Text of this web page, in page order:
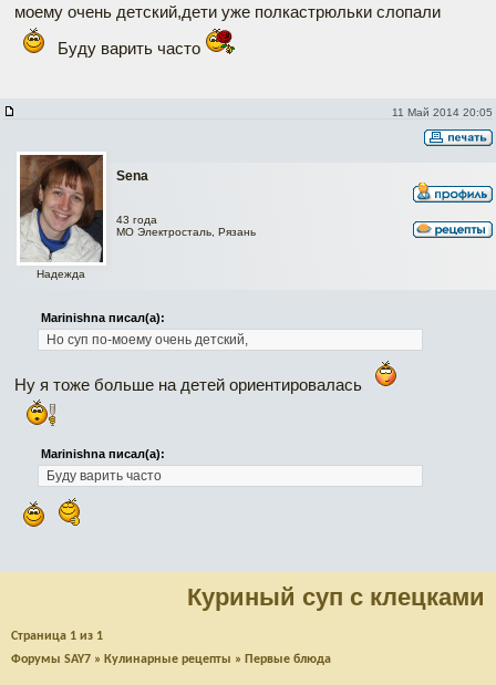
моему очень детский,дети уже полкастрюльки слопали
Буду варить часто
11 Май 2014 20:05
Sena
Надежда
43 года
МО Электросталь, Рязань
Marinishna писал(а):
Но суп по-моему очень детский,
Ну я тоже больше на детей ориентировалась
Marinishna писал(а):
Буду варить часто
Куриный суп с клецками
Страница 1 из 1
Форумы SAY7 » Кулинарные рецепты » Первые блюда